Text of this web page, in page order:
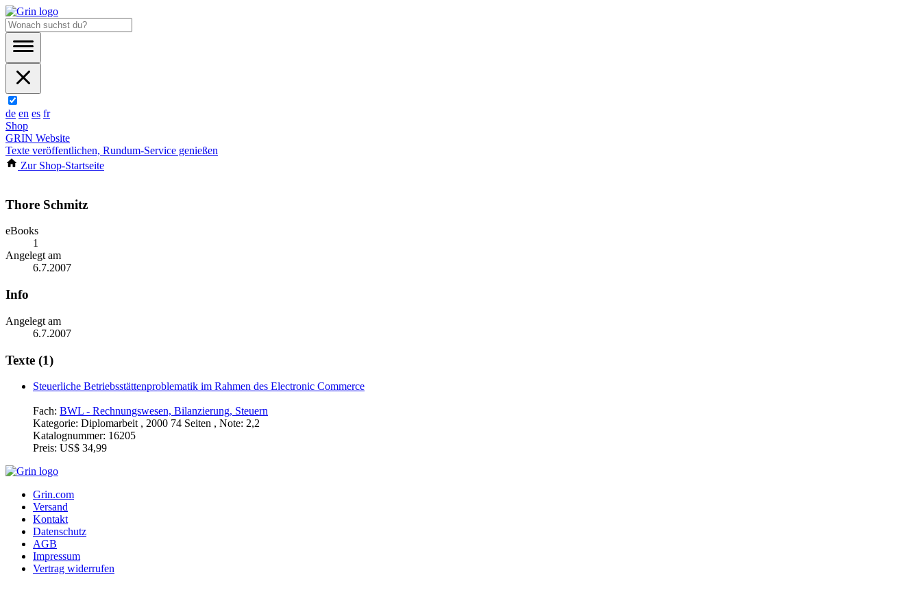
de en es fr
Shop
GRIN Website
Texte veröffentlichen, Rundum-Service genießen
Zur Shop-Startseite
Thore Schmitz
eBooks
1
Angelegt am
6.7.2007
Info
Angelegt am
6.7.2007
Texte (1)
Steuerliche Betriebsstättenproblematik im Rahmen des Electronic Commerce
Fach: BWL - Rechnungswesen, Bilanzierung, Steuern
Kategorie: Diplomarbeit , 2000 74 Seiten , Note: 2,2
Katalognummer: 16205
Preis: US$ 34,99
Grin.com
Versand
Kontakt
Datenschutz
AGB
Impressum
Vertrag widerrufen